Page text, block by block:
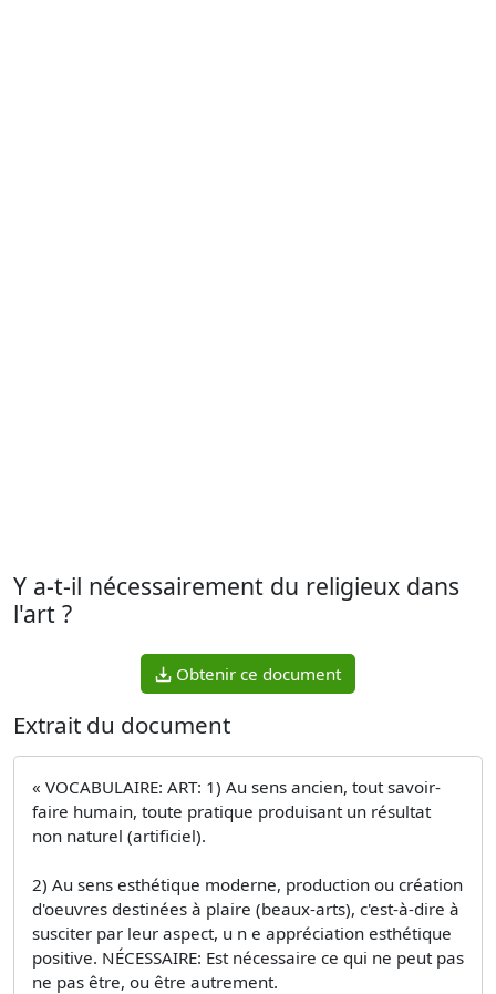
Y a-t-il nécessairement du religieux dans
l'art ?
Obtenir ce document
Extrait du document
« VOCABULAIRE: ART: 1) Au sens ancien, tout savoir-
faire humain, toute pratique produisant un résultat
non naturel (artificiel).
2) Au sens esthétique moderne, production ou création
d'oeuvres destinées à plaire (beaux-arts), c'est-à-dire à
susciter par leur aspect, u n e appréciation esthétique
positive. NÉCESSAIRE: Est nécessaire ce qui ne peut pas
ne pas être, ou être autrement.